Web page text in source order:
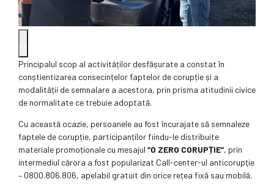
Principalul scop al activităților desfășurate a constat în
conștientizarea consecințelor faptelor de corupție și a
modalității de semnalare a acestora, prin prisma atitudinii civice
de normalitate ce trebuie adoptată.
Cu această ocazie, persoanele au fost încurajate să semnaleze
faptele de corupție, participanților fiindu-le distribuite
materiale promoționale cu mesajul “0 ZERO CORUPȚIE”, prin
intermediul cărora a fost popularizat Call-center-ul anticorupţie
– 0800.806.806, apelabil gratuit din orice rețea fixă sau mobilă.